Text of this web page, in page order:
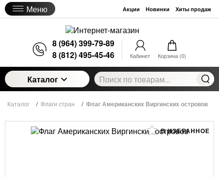
Меню Акции Новинки Хиты продаж
8 (964) 399-79-89
8 (812) 495-45-46
Кабинет Корзина (0)
Каталог
Каталог / Флаги стран / Флаг Американских Виргинских островов
В ИЗБРАННОЕ